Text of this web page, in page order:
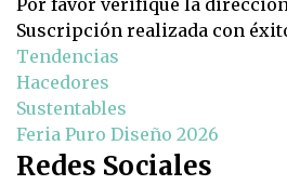
Por favor verifique la
Suscripción realizada con
Tendencias
Hacedores
Sustentables
Feria Puro Diseño 2026
Redes Sociales